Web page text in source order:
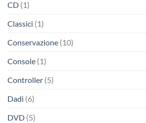
CD (1)
Classici (1)
Conservazione (10)
Console (1)
Controller (5)
Dadi (6)
DVD (5)